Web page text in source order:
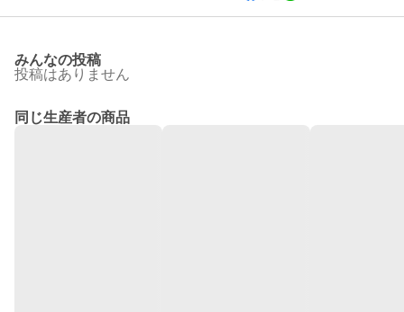
みんなの投稿
投稿はありません
同じ生産者の商品